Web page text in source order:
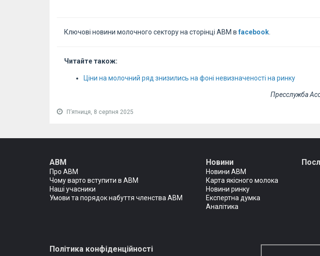
Ключові новини молочного сектору на сторінці АВМ вfacebook
Читайте також:
Ціни на молочний ряд знизились на фоні невизначеності на ринку
Пресслужба
Пʼятниця, 8 серпня 2025
АВМ
Про АВМ
Чому варто вступити в АВМ
Наші учасники
Умови та порядок набуття членства АВМ
Новини
Новини АВМ
Карта якісного молока
Новини ринку
Експертна думка
Аналітика
Політика конфіденційності